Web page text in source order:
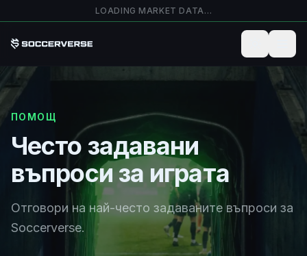
Прескочи към основното съдържание
LOADING MARKET DATA…
ПОМОЩ
Често задавани
въпроси за играта
Отговори на най-често задаваните въпроси за
Soccerverse.